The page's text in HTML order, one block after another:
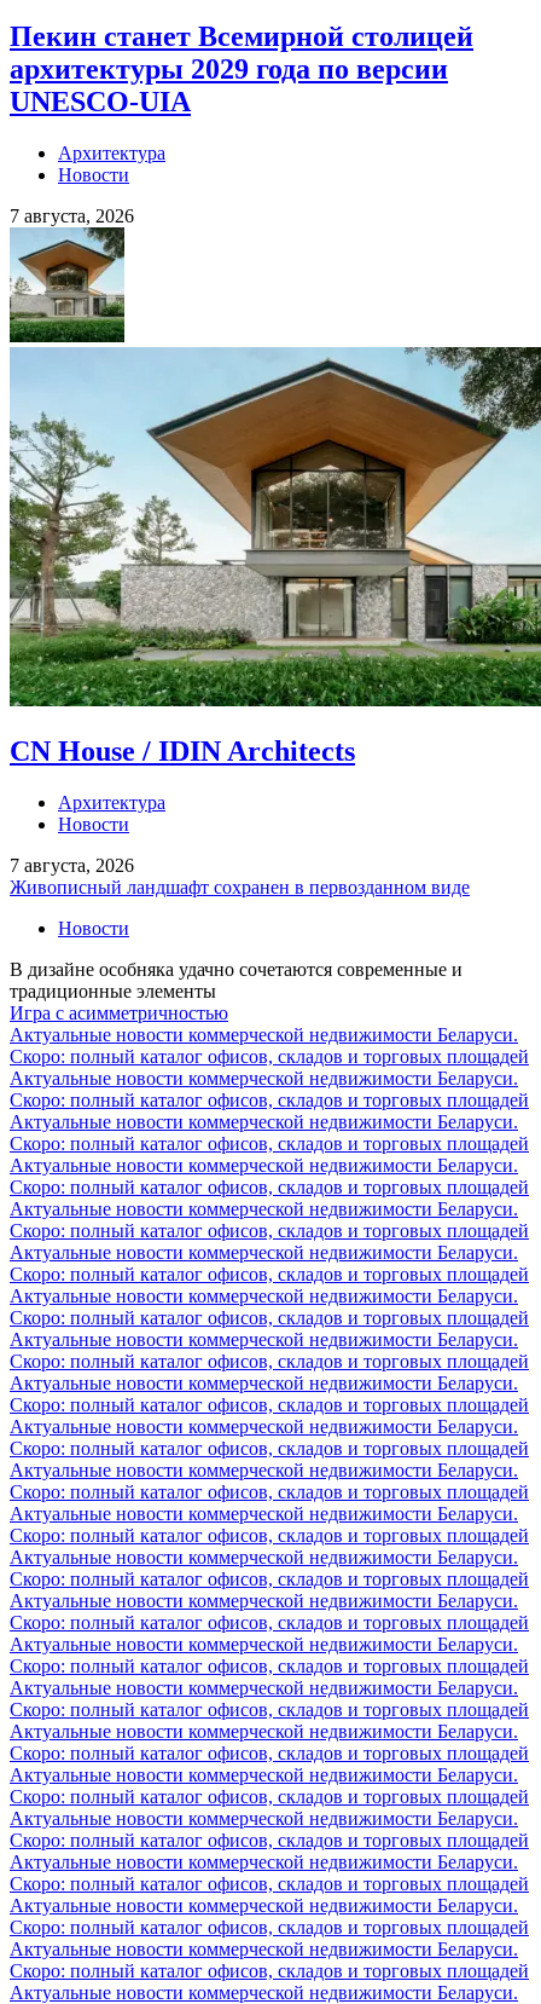
Пекин станет Всемирной столицей
архитектуры 2029 года по версии
UNESCO-UIA
Архитектура
Новости
7 августа, 2026
CN House / IDIN Architects
Архитектура
Новости
7 августа, 2026
Живописный ландшафт сохранен в первозданном виде
Новости
В дизайне особняка удачно сочетаются современные и
традиционные элементы
Игра с асимметричностью
Актуальные новости коммерческой недвижимости Беларуси.
Скоро: полный каталог офисов, складов и торговых площадей
Актуальные новости коммерческой недвижимости Беларуси.
Скоро: полный каталог офисов, складов и торговых площадей
Актуальные новости коммерческой недвижимости Беларуси.
Скоро: полный каталог офисов, складов и торговых площадей
Актуальные новости коммерческой недвижимости Беларуси.
Скоро: полный каталог офисов, складов и торговых площадей
Актуальные новости коммерческой недвижимости Беларуси.
Скоро: полный каталог офисов, складов и торговых площадей
Актуальные новости коммерческой недвижимости Беларуси.
Скоро: полный каталог офисов, складов и торговых площадей
Актуальные новости коммерческой недвижимости Беларуси.
Скоро: полный каталог офисов, складов и торговых площадей
Актуальные новости коммерческой недвижимости Беларуси.
Скоро: полный каталог офисов, складов и торговых площадей
Актуальные новости коммерческой недвижимости Беларуси.
Скоро: полный каталог офисов, складов и торговых площадей
Актуальные новости коммерческой недвижимости Беларуси.
Скоро: полный каталог офисов, складов и торговых площадей
Актуальные новости коммерческой недвижимости Беларуси.
Скоро: полный каталог офисов, складов и торговых площадей
Актуальные новости коммерческой недвижимости Беларуси.
Скоро: полный каталог офисов, складов и торговых площадей
Актуальные новости коммерческой недвижимости Беларуси.
Скоро: полный каталог офисов, складов и торговых площадей
Актуальные новости коммерческой недвижимости Беларуси.
Скоро: полный каталог офисов, складов и торговых площадей
Актуальные новости коммерческой недвижимости Беларуси.
Скоро: полный каталог офисов, складов и торговых площадей
Актуальные новости коммерческой недвижимости Беларуси.
Скоро: полный каталог офисов, складов и торговых площадей
Актуальные новости коммерческой недвижимости Беларуси.
Скоро: полный каталог офисов, складов и торговых площадей
Актуальные новости коммерческой недвижимости Беларуси.
Скоро: полный каталог офисов, складов и торговых площадей
Актуальные новости коммерческой недвижимости Беларуси.
Скоро: полный каталог офисов, складов и торговых площадей
Актуальные новости коммерческой недвижимости Беларуси.
Скоро: полный каталог офисов, складов и торговых площадей
Актуальные новости коммерческой недвижимости Беларуси.
Скоро: полный каталог офисов, складов и торговых площадей
Актуальные новости коммерческой недвижимости Беларуси.
Скоро: полный каталог офисов, складов и торговых площадей
Актуальные новости коммерческой недвижимости Беларуси.